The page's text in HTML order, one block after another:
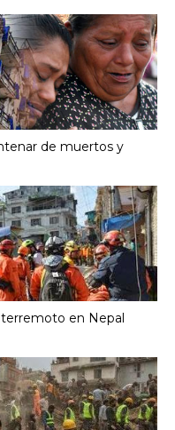
de muertos y
en Nepal